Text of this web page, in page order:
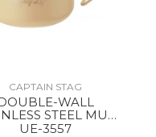
CAPTAIN STAG
WALL
STEEL MUG
350 BEIGE
UE-3557